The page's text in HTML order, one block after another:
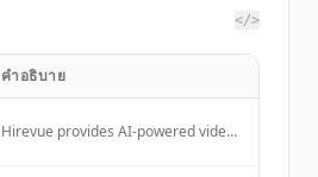
</>
คำอธิบาย
Hirevue provides AI-powered video